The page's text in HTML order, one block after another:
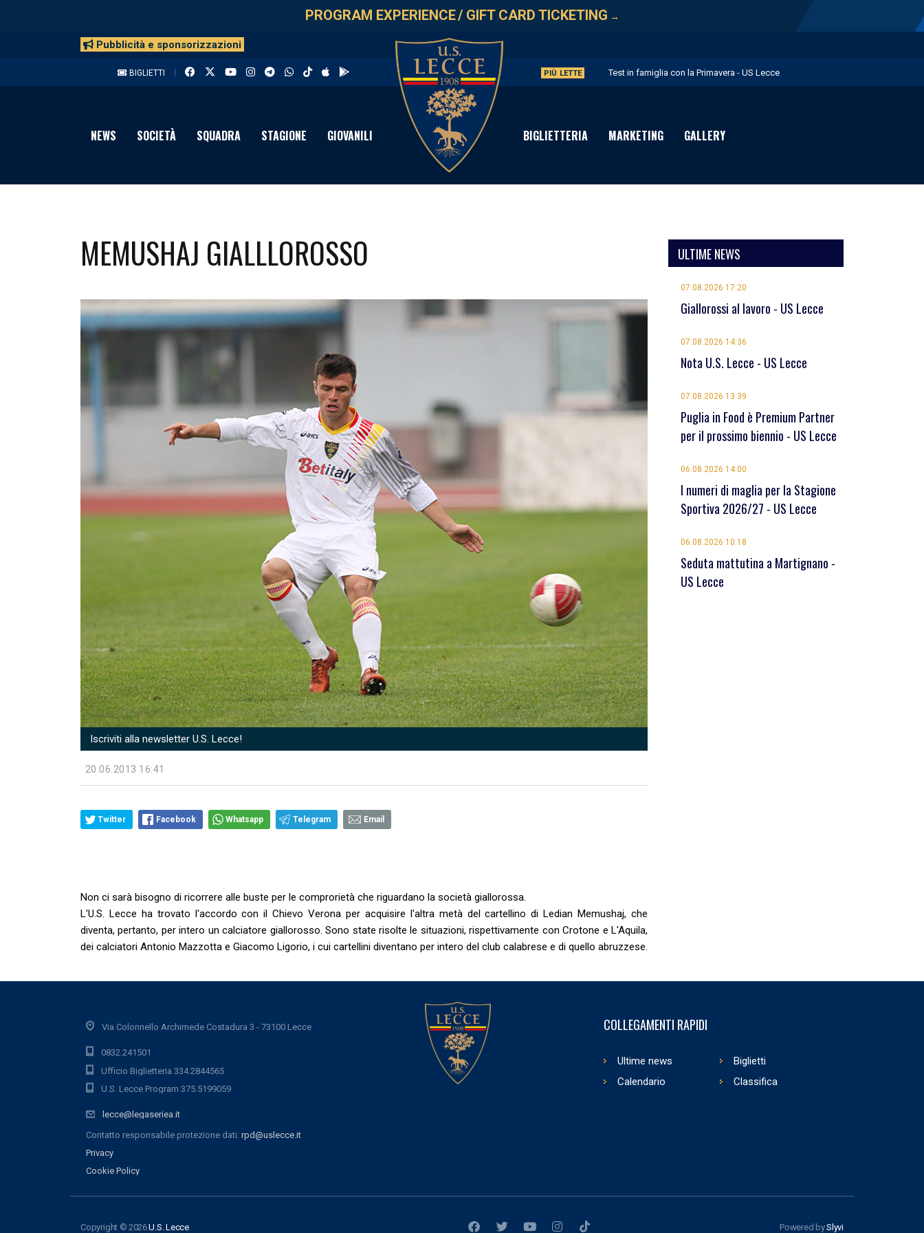
PROGRAM EXPERIENCE/ GIFT CARD TICKETING →
Pubblicità e sponsorizzazioni
BIGLIETTI PIÙ LETTE Test in famiglia con la Primavera - US Lecce
Geubbels in giallorosso - US Lecce
Aratravel è Premium Partner per la stagione 2026/27 - US Lecce
NEWS SOCIETÀ SQUADRA STAGIONE GIOVANILI BIGLIETTERIA MARKETING GALLERY
MEMUSHAJ GIALLLOROSSO
Iscriviti alla newsletter U.S. Lecce!
20.06.2013 16:41
Twitter Facebook Whatsapp Telegram Email
Non ci sarà bisogno di ricorrere alle buste per le comprorietà che riguardano la società giallorossa.
L'U.S. Lecce ha trovato l'accordo con il Chievo Verona per acquisire l'altra metà del cartellino di Ledian Memushaj, che
diventa, pertanto, per intero un calciatore giallorosso. Sono state risolte le situazioni, rispettivamente con Crotone e L'Aquila,
dei calciatori Antonio Mazzotta e Giacomo Ligorio, i cui cartellini diventano per intero del club calabrese e di quello abruzzese.
ULTIME NEWS
07.08.2026 17:20
Giallorossi al lavoro - US Lecce
07.08.2026 14:36
Nota U.S. Lecce - US Lecce
07.08.2026 13:39
Puglia in Food è Premium Partner
per il prossimo biennio - US Lecce
06.08.2026 14:00
I numeri di maglia per la Stagione
Sportiva 2026/27 - US Lecce
06.08.2026 10:18
Seduta mattutina a Martignano -
US Lecce
Via Colonnello Archimede Costadura 3 - 73100 Lecce
0832.241501
Ufficio Biglietteria 334.2844565
U.S. Lecce Program 375.5199059
lecce@legaseriea.it
Contatto responsabile protezione dati: rpd@uslecce.it
Privacy
Cookie Policy
COLLEGAMENTI RAPIDI
Ultime news
Biglietti
Calendario
Classifica
Copyright © 2026U.S. Lecce. Powered bySlyvi